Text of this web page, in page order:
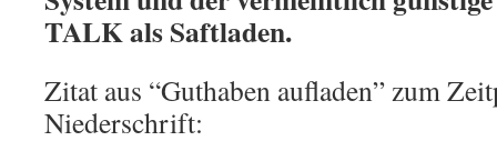
TALK als Saftladen.
Zitat aus “Guthaben aufladen” zum
Niederschrift: